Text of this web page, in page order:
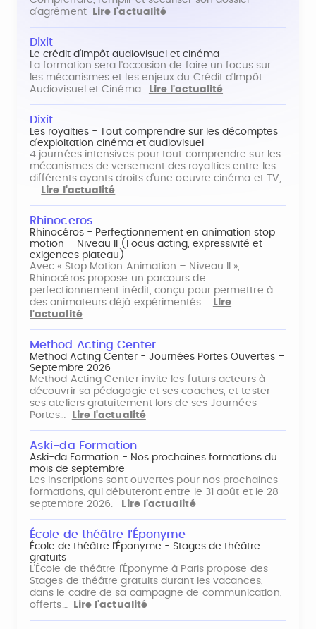
d'agrément
Lire l'actualité
Dixit
Le crédit d'impôt audiovisuel et cinéma
La formation sera l'occasion de faire un focus sur
les mécanismes et les enjeux du Crédit d'Impôt
Audiovisuel et Cinéma.
Lire l'actualité
Dixit
Les royalties - Tout comprendre sur les décomptes
d'exploitation cinéma et audiovisuel
4 journées intensives pour tout comprendre sur les
mécanismes de versement des royalties entre les
différents ayants droits d'une oeuvre cinéma et TV,
…
Lire l'actualité
Rhinoceros
Rhinocéros - Perfectionnement en animation stop
motion – Niveau II (Focus acting, expressivité et
exigences plateau)
Avec « Stop Motion Animation – Niveau II »,
Rhinocéros propose un parcours de
perfectionnement inédit, conçu pour permettre à
des animateurs déjà expérimentés…
Lire
l'actualité
Method Acting Center
Method Acting Center - Journées Portes Ouvertes –
Septembre 2026
Method Acting Center invite les futurs acteurs à
découvrir sa pédagogie et ses coaches, et tester
ses ateliers gratuitement lors de ses Journées
Portes…
Lire l'actualité
Aski-da Formation
Aski-da Formation - Nos prochaines formations du
mois de septembre
Les inscriptions sont ouvertes pour nos prochaines
formations, qui débuteront entre le 31 août et le 28
septembre 2026.
Lire l'actualité
École de théâtre l'Éponyme
École de théâtre l'Éponyme - Stages de théâtre
gratuits
L'École de théâtre l'Éponyme à Paris propose des
Stages de théâtre gratuits durant les vacances,
dans le cadre de sa campagne de communication,
offerts…
Lire l'actualité